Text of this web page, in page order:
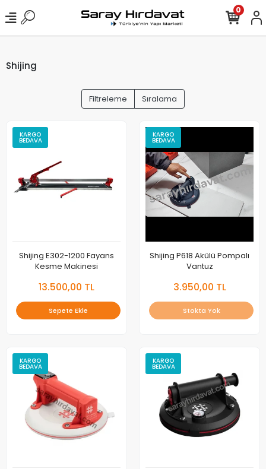
0
Shijing
Filtreleme Sıralama
KARGO
BEDAVA
Shijing E302-1200 Fayans
Kesme Makinesi
13.500,00 TL
Sepete Ekle
KARGO
BEDAVA
Shijing P618 Akülü Pompalı
Vantuz
3.950,00 TL
Stokta Yok
KARGO
BEDAVA
KARGO
BEDAVA